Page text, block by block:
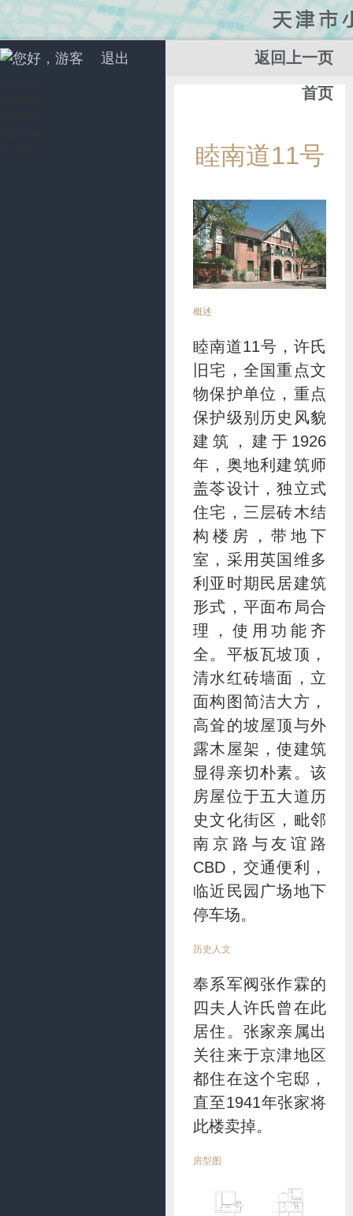
您好，游客 退出 返回上一页
首页
睦南道11号
概述
睦南道11号，许氏
旧宅，全国重点文
物保护单位，重点
保护级别历史风貌
建筑，建于1926
年，奥地利建筑师
盖苓设计，独立式
住宅，三层砖木结
构楼房，带地下
室，采用英国维多
利亚时期民居建筑
形式，平面布局合
理，使用功能齐
全。平板瓦坡顶，
清水红砖墙面，立
面构图简洁大方，
高耸的坡屋顶与外
露木屋架，使建筑
显得亲切朴素。该
房屋位于五大道历
史文化街区，毗邻
南京路与友谊路
CBD，交通便利，
临近民园广场地下
停车场。
历史人文
奉系军阀张作霖的
四夫人许氏曾在此
居住。张家亲属出
关往来于京津地区
都住在这个宅邸，
直至1941年张家将
此楼卖掉。
房型图